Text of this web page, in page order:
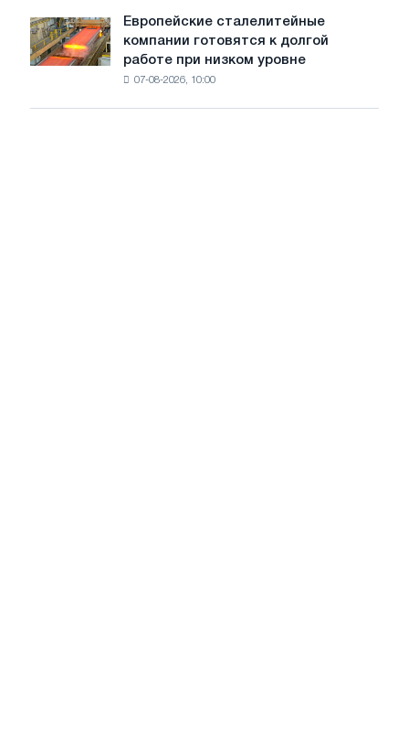
рынке
стали
сохранятся,
на
Европейские
сталелитейные
компании
Европейские сталелитейные
компании готовятся к долгой
работе при низком уровне
07-08-2026, 10:00